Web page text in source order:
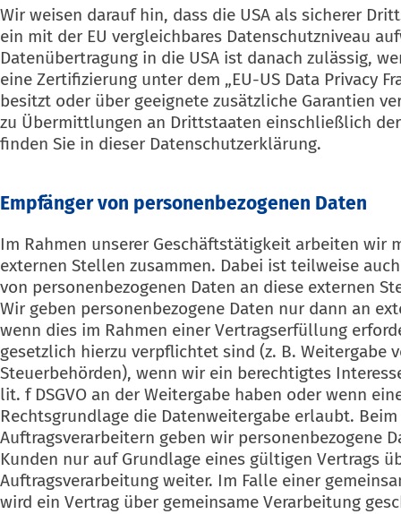
Wir weisen darauf hin, dass die USA als sicherer
ein mit der EU vergleichbares Datenschutzniveau
Datenübertragung in die USA ist danach zulässig,
eine Zertifizierung unter dem „EU-US Data Privacy
besitzt oder über geeignete zusätzliche Garantien
zu Übermittlungen an Drittstaaten einschließlich
finden Sie in dieser Datenschutzerklärung.
Empfänger von personenbezogenen Daten
Im Rahmen unserer Geschäftstätigkeit arbeiten wir
externen Stellen zusammen. Dabei ist teilweise
von personenbezogenen Daten an diese externen
Wir geben personenbezogene Daten nur dann an
wenn dies im Rahmen einer Vertragserfüllung
gesetzlich hierzu verpflichtet sind (z. B. Weitergabe
Steuerbehörden), wenn wir ein berechtigtes
lit. f DSGVO an der Weitergabe haben oder wenn
Rechtsgrundlage die Datenweitergabe erlaubt. Beim
Auftragsverarbeitern geben wir personenbezogene
Kunden nur auf Grundlage eines gültigen Vertrags
Auftragsverarbeitung weiter. Im Falle einer
wird ein Vertrag über gemeinsame Verarbeitung